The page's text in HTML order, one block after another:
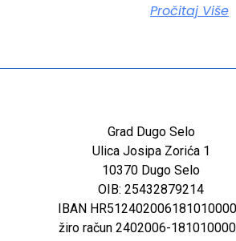
Pročitaj Više
Grad Dugo Selo
Ulica Josipa Zorića 1
10370 Dugo Selo
OIB: 25432879214
IBAN
žiro račun 2402006-